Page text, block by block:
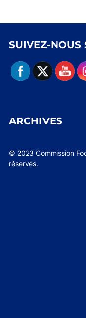
SUIVEZ-NOUS
ARCHIVES
© 2023 Commission
réservés.